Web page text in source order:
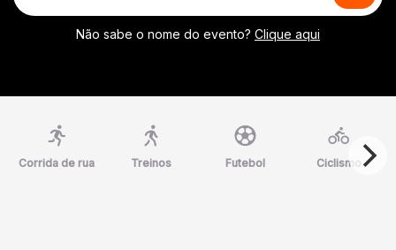
Não sabe o nome do evento? Clique aqui
Corrida de rua Treinos Futebol Ciclismo